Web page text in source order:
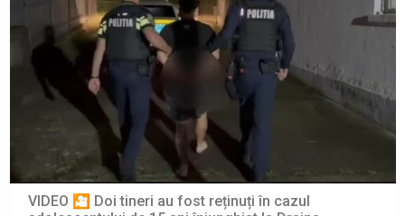
VIDEO 🎦 Doi tineri au fost reținuți în cazul